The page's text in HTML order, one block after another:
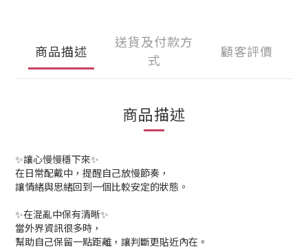
商品描述
送貨及付款方
式
顧客評價
商品描述
✨讓心慢慢穩下來✨
在日常配戴中，提醒自己放慢節奏，
讓情緒與思緒回到一個比較安定的狀態。
✨在混亂中保有清晰✨
當外界資訊很多時，
幫助自己保留一點距離，讓判斷更貼近內在。